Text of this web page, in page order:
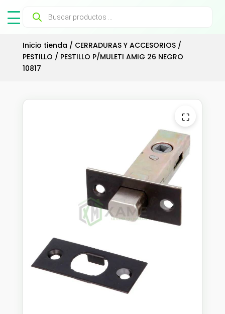
Búsqueda
productos
Inicio tienda / CERRADURAS Y ACCESORIOS/
PESTILLO / PESTILLO P/MULETI AMIG 26 NEGRO
10817
⛶